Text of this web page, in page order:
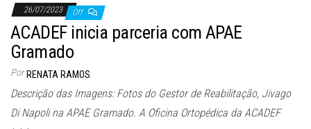
26/07/2023 Off
ACADEF inicia parceria com APAE
Gramado
Por RENATA RAMOS
Descrição das Imagens: Fotos do Gestor de Reabilitação, Jivago
Di Napoli na APAE Gramado. A Oficina Ortopédica da ACADEF